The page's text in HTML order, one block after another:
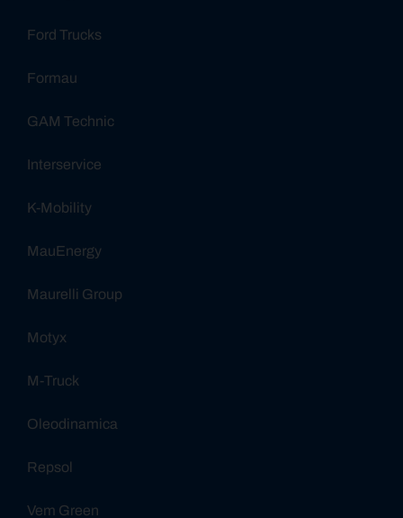
Ford Trucks
Formau
GAM Technic
Interservice
K-Mobility
MauEnergy
Maurelli Group
Motyx
M-Truck
Oleodinamica
Repsol
Vem Green